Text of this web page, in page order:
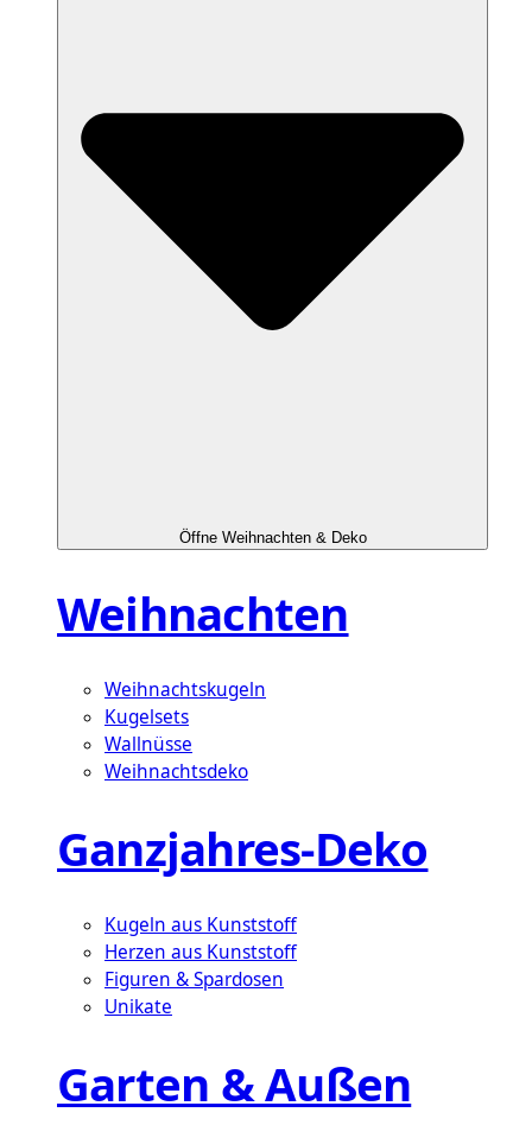
Öffne Weihnachten & Deko
Weihnachten
Weihnachtskugeln
Kugelsets
Wallnüsse
Weihnachtsdeko
Ganzjahres-Deko
Kugeln aus Kunststoff
Herzen aus Kunststoff
Figuren & Spardosen
Unikate
Garten & Außen